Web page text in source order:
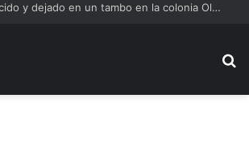
Fue desaparecido y dejado en un tambo en la colonia Olivia Espinoza